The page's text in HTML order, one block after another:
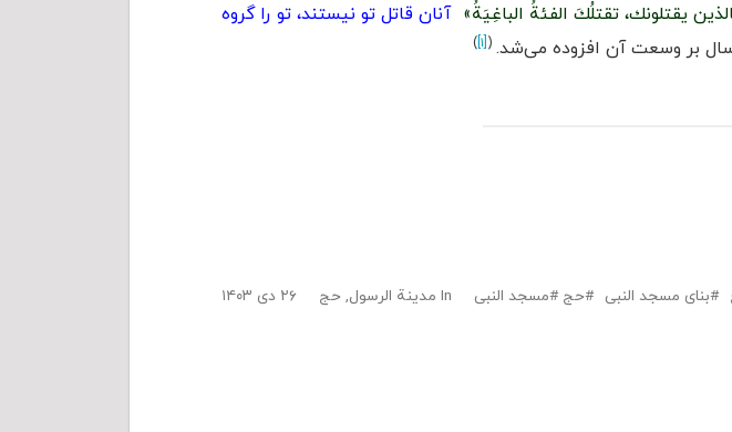
یقتلونك، تقتلُكَ الفئةُ الباغِيَةُ» آنان قاتل تو نیستند، تو را گروه
بر وسعت آن افزوده می‌شد. (
)
۲۶ دی ۱۴۰۳ In مدینة الرسول, حج بنای مسجد النبی حج مسجد النبی